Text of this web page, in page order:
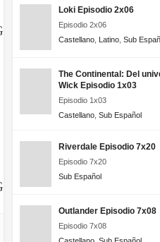
Loki Episodio 2x06
Episodio 2x06
Castellano Latino Sub
The Continental: Del
Wick Episodio 1x03
Episodio 1x03
Castellano Sub Español
Riverdale Episodio 7x20
Episodio 7x20
Sub Español
Outlander Episodio 7x08
Episodio 7x08